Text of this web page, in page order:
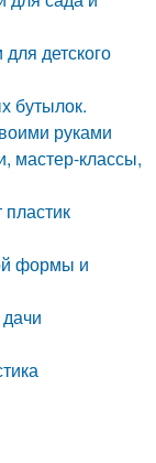
детского
бутылок.
руками
мастер-классы,
формы и